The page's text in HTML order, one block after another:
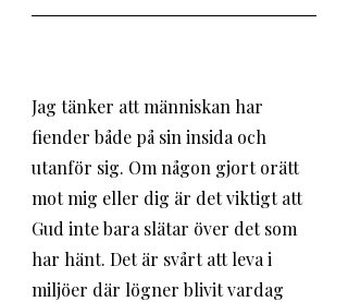
Jag tänker att människan har
fiender både på sin insida och
utanför sig. Om någon gjort orätt
mot mig eller dig är det viktigt att
Gud inte bara slätar över det som
har hänt. Det är svårt att leva i
miljöer där lögner blivit vardag